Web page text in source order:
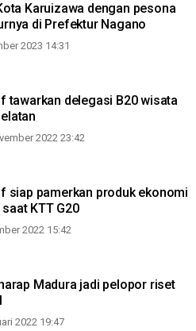
Karuizawa dengan pesona
di Prefektur Nagano
2023 14:31
tawarkan delegasi B20 wisata
2022 23:42
siap pamerkan produk ekonomi
KTT G20
2022 15:42
Madura jadi pelopor riset
2022 19:47